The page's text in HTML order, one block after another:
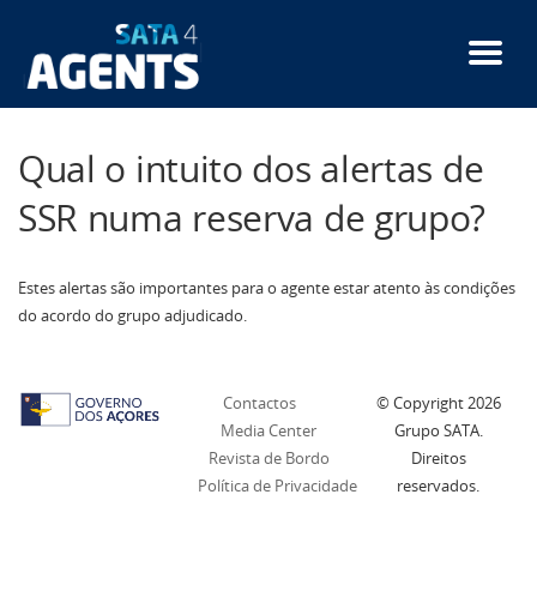
conteúdo
Qual o intuito dos alertas de
SSR numa reserva de grupo?
Estes alertas são importantes para o agente estar atento às condições
do acordo do grupo adjudicado.
Contactos
Media Center
Revista de Bordo
Política de Privacidade
© Copyright 2026
Grupo SATA.
Direitos
reservados.